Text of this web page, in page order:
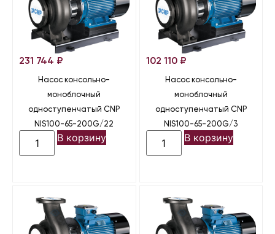
231 744 ₽
Насос консольно-
моноблочный
одноступенчатый CNP
NIS100-65-200G/22
В корзину
102 110 ₽
Насос консольно-
моноблочный
одноступенчатый CNP
NIS100-65-200G/3
В корзину